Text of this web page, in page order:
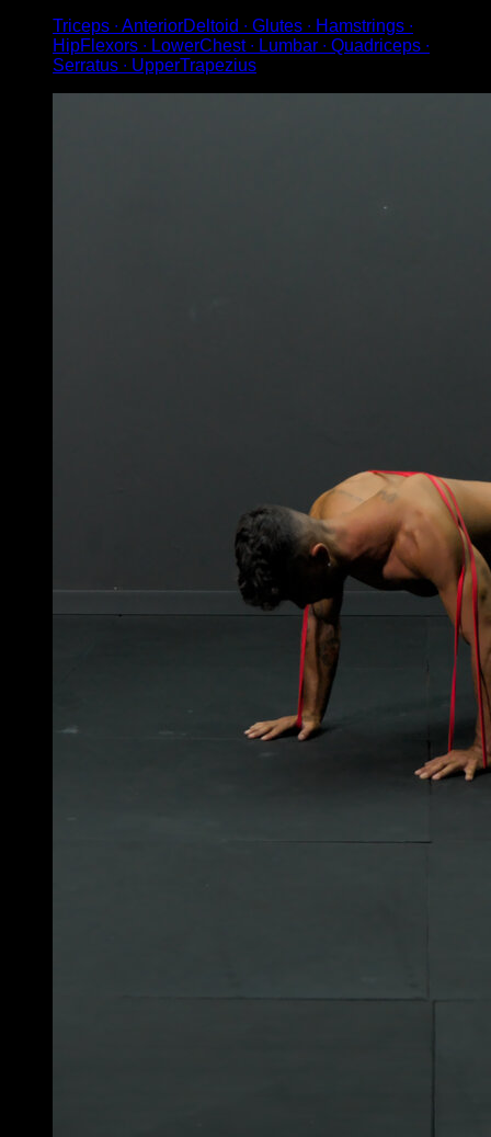
Triceps ∙ AnteriorDeltoid ∙ Glutes ∙ Hamstrings ∙
HipFlexors ∙ LowerChest ∙ Lumbar ∙ Quadriceps ∙
Serratus ∙ UpperTrapezius